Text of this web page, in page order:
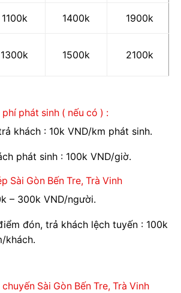
1100k 1400k 1900k
1300k 1500k 2100k
phí phát sinh ( nếu có ) :
khách : 10k VND/km phát sinh.
phát sinh : 100k VND/giờ.
Sài Gòn Bến Tre, Trà Vinh
– 300k VND/người.
đón, trả khách lệch tuyến : 100k
khách.
Sài Gòn Bến Tre, Trà Vinh